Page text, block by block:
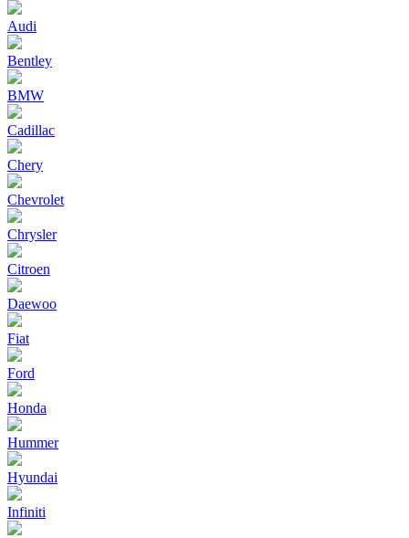
Audi
Bentley
BMW
Cadillac
Chery
Chevrolet
Chrysler
Citroen
Daewoo
Fiat
Ford
Honda
Hummer
Hyundai
Infiniti